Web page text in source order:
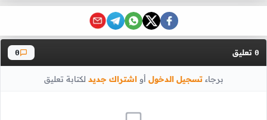
0 تعليق 0
برجاءتسجيل الدخول أواشتراك جديد لكتابة تعليق